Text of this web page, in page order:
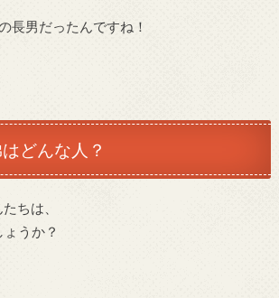
長男だったんですね！
どんな人？
ちは、
うか？